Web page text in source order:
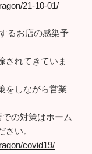
21-10-01/
るお店の感染予
されてきていま
をしながら営業
の対策はホーム
い。
covid19/